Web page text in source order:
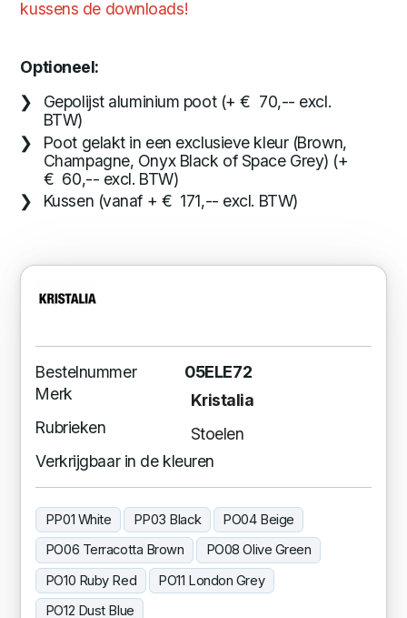
kussens de downloads!
Optioneel:
Gepolijst aluminium poot (+ € 70,-- excl.
BTW)
Poot gelakt in een exclusieve kleur (Brown,
Champagne, Onyx Black of Space Grey) (+
€ 60,-- excl. BTW)
Kussen (vanaf + € 171,-- excl. BTW)
Bestelnummer
05ELE72
Merk
Kristalia
Rubrieken
Stoelen
Verkrijgbaar in de kleuren
PP01 White PP03 Black
PO04 Beige
PO06 Terracotta Brown
PO08 Olive Green
PO10 Ruby Red
PO11 London Grey
PO12 Dust Blue